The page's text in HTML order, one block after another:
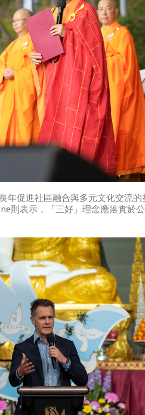
年促進社區融合與多元文化交流
則表示，「三好」理念應落實於